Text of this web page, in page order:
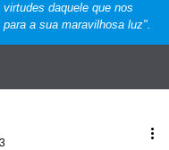
daquele que nos
a sua maravilhosa luz".